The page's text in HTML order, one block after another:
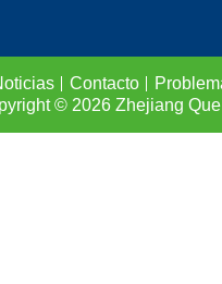
Contacto
© 2026Zhejiang